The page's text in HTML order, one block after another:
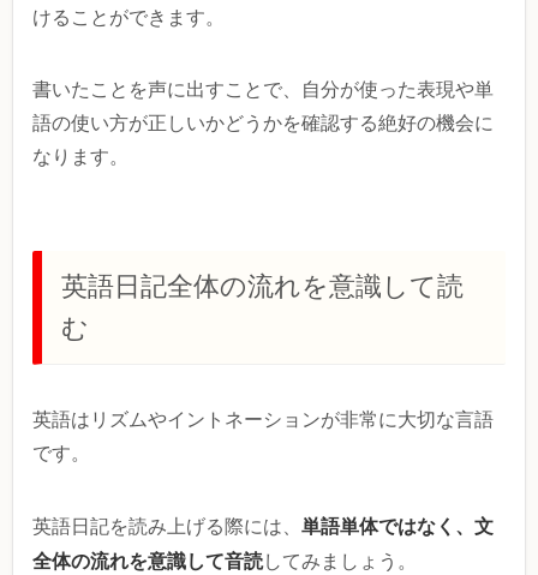
けることができます。
書いたことを声に出すことで、自分が使った表現や単
語の使い方が正しいかどうかを確認する絶好の機会に
なります。
英語日記全体の流れを意識して読
む
英語はリズムやイントネーションが非常に大切な言語
です。
英語日記を読み上げる際には、 単語単体ではなく、文
全体の流れを意識して音読してみましょう。